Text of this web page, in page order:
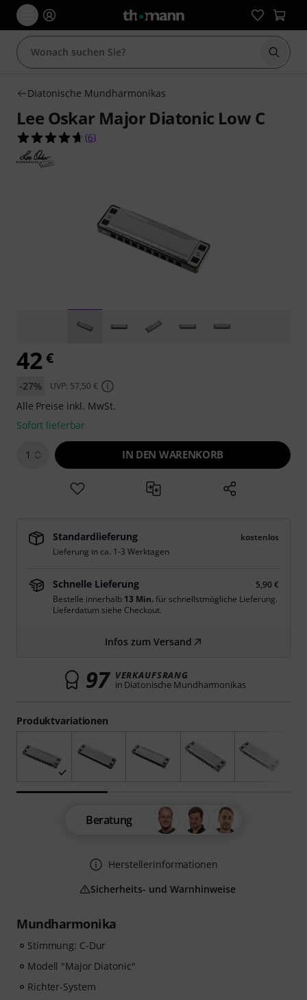
Suche
Diatonische Mundharmonikas
Lee Oskar Major Diatonic Low C
4.7 von 5 Sternen aus 6 Kundenbewertungen
(6)
Mundharmonika
Stimmung: C-Dur
Modell "Major Diatonic"
Richter-System
Produktvariationen
42€
-27% UVP: 57,50 €
Alle Preise inkl. MwSt.
Sofort lieferbar
1 IN DEN WARENKORB
Standardlieferung
kostenlos
Lieferung in ca. 1-3 Werktagen
Schnelle Lieferung
5,90 €
Bestelle innerhalb 13 Min.für schnellstmögliche Lieferung.
Lieferdatum siehe Checkout.
Infos zum Versand
97 VERKAUFSRANG
in Diatonische Mundharmonikas
Beratung
Herstellerinformationen
Sicherheits- und Warnhinweise